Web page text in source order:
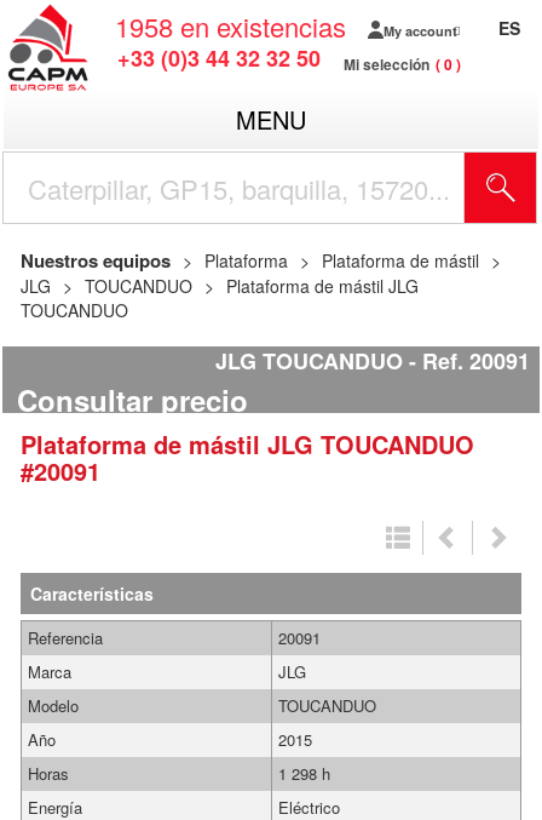
1958 en existencias
+33 (0)3 44 32 32 50
My account
Mi selección 0
ES
MENU
Nuestros equipos Plataforma
Plataforma de mástil
JLG
TOUCANDUO
Plataforma de mástil JLG
TOUCANDUO
JLG TOUCANDUO Ref. 20091
Consultar precio
Plataforma de mástil JLG TOUCANDUO
#20091
Características
Referencia
20091
Marca
JLG
Modelo
TOUCANDUO
Año
2015
Horas
1 298 h
Energía
Eléctrico